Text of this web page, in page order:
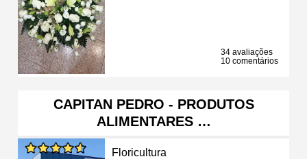
34 avaliações
10 comentários
CAPITAN PEDRO - PRODUTOS
ALIMENTARES …
Floricultura